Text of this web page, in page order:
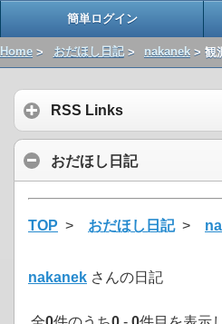
簡単ログイン
Home > おだほし日記> nakanek > 観
RSS Links
おだほし日記
TOP > おだほし日記>
nakanek さんの日記